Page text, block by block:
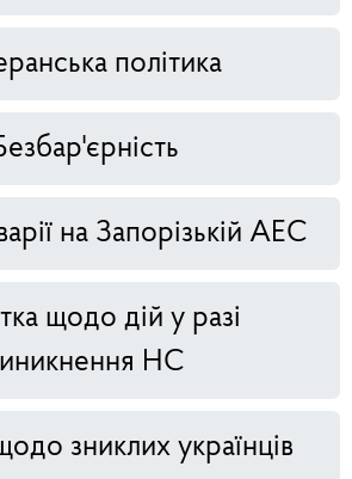
політика
на Запорізькій АЕС
щодо дій у разі
НС
зниклих українців